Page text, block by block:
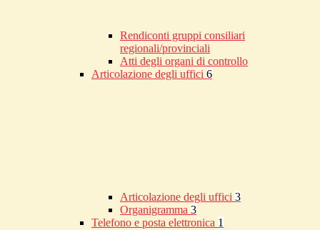
Rendiconti gruppi consiliari
regionali/provinciali
Atti degli organi di controllo
Articolazione degli uffici 6
Articolazione degli uffici 3
Organigramma 3
Telefono e posta elettronica 1